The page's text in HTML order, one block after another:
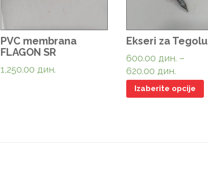
PVC membrana
FLAGON SR
1,250.00 дин.
Ekseri za Tegolu
600.00 дин. –
620.00 дин.
Izaberite opcije